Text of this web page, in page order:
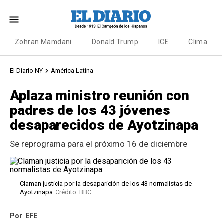
Zohran Mamdani Donald Trump ICE Clima
El Diario NY América Latina
Aplaza ministro reunión con
padres de los 43 jóvenes
desaparecidos de Ayotzinapa
Se reprograma para el próximo 16 de diciembre
Claman justicia por la desaparición de los 43 normalistas de
Ayotzinapa. Crédito: BBC
Por
EFE